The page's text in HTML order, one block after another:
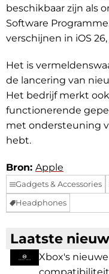
beschikbaar zijn als
Software
verschijnen in iOS
Het is
de lancering van
Het bedrijf merkt
functionerende
met ondersteuning
hebt.
Bron: Apple
Gadgets & Accessories
Headphones
Facebook
Laatste
Xbox's